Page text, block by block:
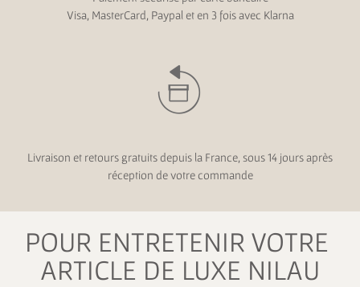
Visa, MasterCard, Paypal et en 3 fois avec Klarna
Livraison et retours gratuits depuis la France, sous 14 jours après
réception de votre commande
POUR ENTRETENIR VOTRE
ARTICLE DE LUXE NILAU